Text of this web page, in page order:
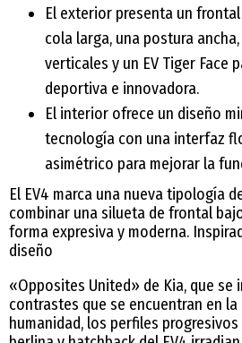
El exterior presenta un
cola larga, una postura
verticales y un EV Tiger Face
deportiva e innovadora.
El interior ofrece un diseño
tecnología con una interfaz
asimétrico para mejorar la
El EV4 marca una nueva tipología
combinar una silueta de frontal
forma expresiva y moderna.
diseño
«Opposites United» de Kia, que se
contrastes que se encuentran en
humanidad, los perfiles